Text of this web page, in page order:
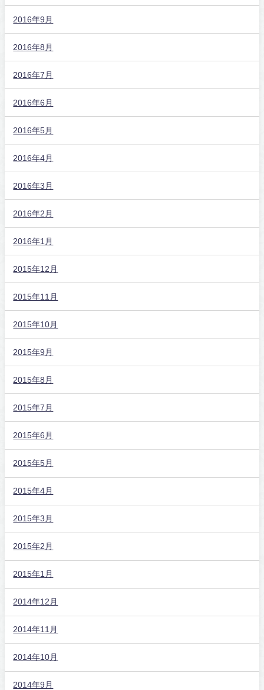
2016年9月
2016年8月
2016年7月
2016年6月
2016年5月
2016年4月
2016年3月
2016年2月
2016年1月
2015年12月
2015年11月
2015年10月
2015年9月
2015年8月
2015年7月
2015年6月
2015年5月
2015年4月
2015年3月
2015年2月
2015年1月
2014年12月
2014年11月
2014年10月
2014年9月